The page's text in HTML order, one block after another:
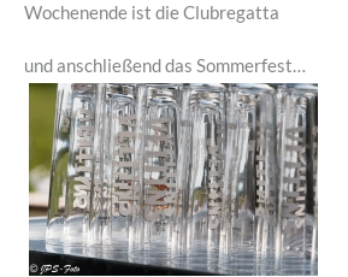
Wochenende ist die Clubregatta
und anschließend das Sommerfest…